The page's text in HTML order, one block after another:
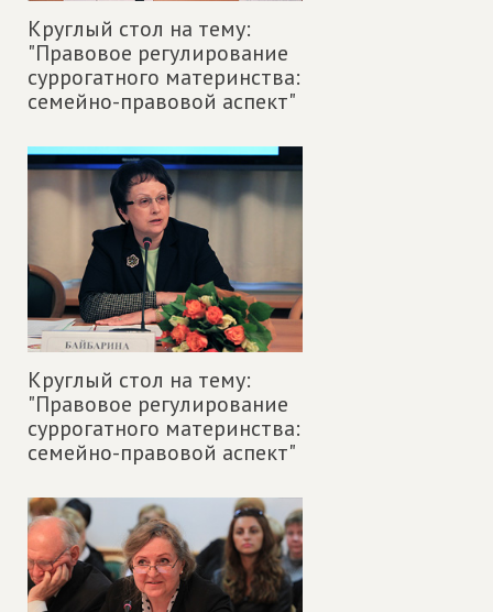
Круглый стол на тему:
"Правовое регулирование
суррогатного материнства:
семейно-правовой аспект"
Круглый стол на тему:
"Правовое регулирование
суррогатного материнства:
семейно-правовой аспект"